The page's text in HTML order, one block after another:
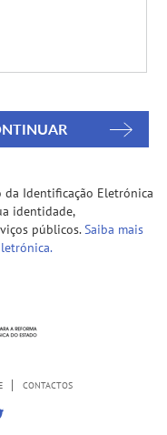
da Identificação Eletrónica
identidade,
públicos.Saiba mais
CONTACTOS